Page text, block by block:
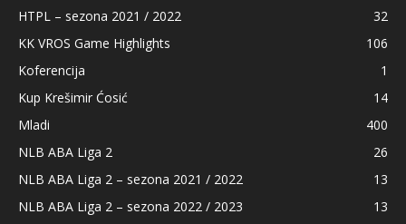
HTPL – sezona 2021 / 2022
32
KK VROS Game Highlights
106
Koferencija
1
Kup Krešimir Ćosić
14
Mladi
400
NLB ABA Liga 2
26
NLB ABA Liga 2 – sezona 2021 / 2022
13
NLB ABA Liga 2 – sezona 2022 / 2023
13